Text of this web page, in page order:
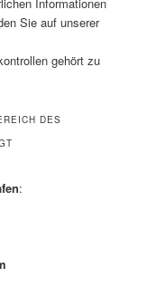
Sie auf unserer
gehört zu
DES
: